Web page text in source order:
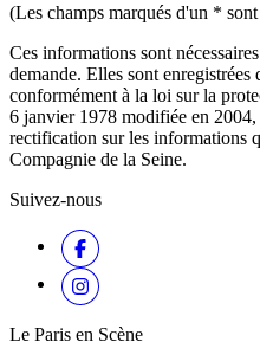
(Les champs marqués d'un *
Ces informations sont
demande. Elles sont
conformément à la loi sur la
6 janvier 1978 modifiée en
rectification sur les informations
Compagnie de la Seine.
Suivez-nous
Le Paris en Scène